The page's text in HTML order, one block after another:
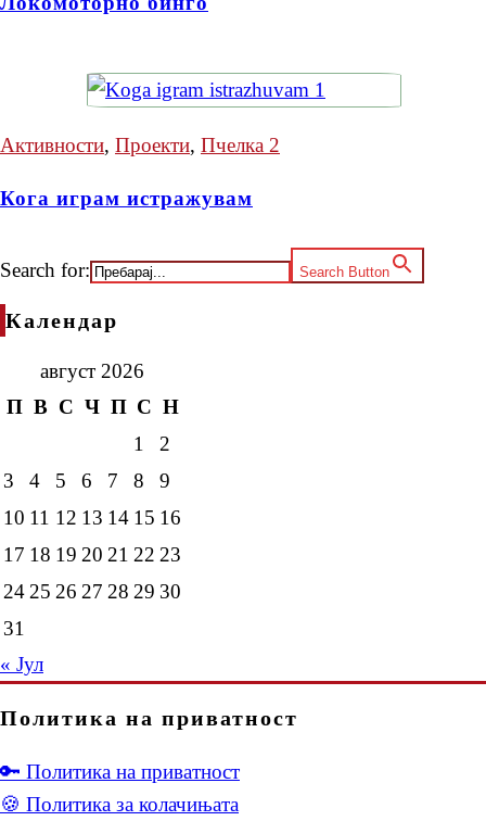
Активности, Проекти, Пчелка 2
Кога играм истражувам
Search for: Search Button
Календар
август 2026
П В С Ч П С Н
1
2
3
4 5 6 7 8
9
10 11 12 13 14 15 16
17 18 19 20 21 22 23
24 25 26 27 28 29 30
31
« Јул
Политика на приватност
🔑 Политика на приватност
🍪 Политика за колачињата